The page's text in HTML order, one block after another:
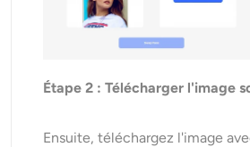
Étape 2 : Télécharger l'image
Ensuite, téléchargez l'image